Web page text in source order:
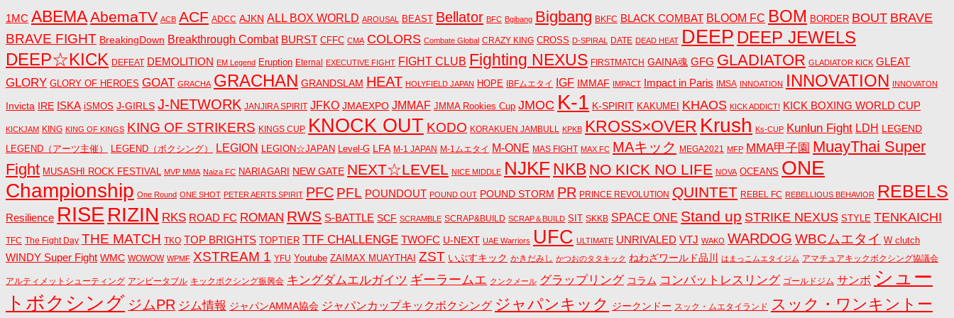
1MC ABEMA AbemaTV ACB ACF ADCC AJKN ALL BOX WORLD AROUSAL BEAST Bellator BFC Bgibang Bigbang BKFC BLACK COMBAT BLOOM FC BOM BORDER BOUT BRAVE
BRAVE FIGHT BreakingDown Breakthrough Combat BURST CFFC CMA COLORS Combate Global CRAZY KING CROSS D-SPIRAL DATE DEAD HEAT DEEP DEEP JEWELS
DEEP☆KICK DEFEAT DEMOLITION EM Legend Eruption Eternal EXECUTIVE FIGHT FIGHT CLUB Fighting NEXUS FIRSTMATCH GAINA魂 GFG GLADIATOR GLADIATOR KICK GLEAT
GLORY GLORY OF HEROES GOAT GRACHA GRACHAN GRANDSLAM HEAT HOLYFIELD JAPAN HOPE IBFムエタイ IGF IMMAF IMPACT Impact in Paris IMSA INNOATION INNOVATION INNOVATON
Invicta IRE ISKA iSMOS J-GIRLS J-NETWORK JANJIRA SPIRIT JFKO JMAEXPO JMMAF JMMA Rookies Cup JMOC K-1 K-SPIRIT KAKUMEI KHAOS KICK ADDICT! KICK BOXING WORLD CUP
KICKJAM KING KING OF KINGS KING OF STRIKERS KINGS CUP KNOCK OUT KODO KORAKUEN JAMBULL KPKB KROSS×OVER Krush Ks-CUP Kunlun Fight LDH LEGEND
LEGEND（アーツ主催） LEGEND（ボクシング） LEGION LEGION☆JAPAN Level-G LFA M-1 JAPAN M-1ムエタイ M-ONE MAS FIGHT MAX FC MAキック MEGA2021 MFP MMA甲子園 MuayThai Super
Fight MUSASHI ROCK FESTIVAL MVP MMA Naiza FC NARIAGARI NEW GATE NEXT☆LEVEL NICE MIDDLE NJKF NKB NO KICK NO LIFE NOVA OCEANS ONE
Championship One Round ONE SHOT PETER AERTS SPIRIT PFC PFL POUNDOUT POUND OUT POUND STORM PR PRINCE REVOLUTION QUINTET REBEL FC REBELLIOUS BEHAVIOR REBELS
Resilience RISE RIZIN RKS ROAD FC ROMAN RWS S-BATTLE SCF SCRAMBLE SCRAP&BUILD SCRAP＆BUILD SIT SKKB SPACE ONE Stand up STRIKE NEXUS STYLE TENKAICHI
TFC The Fight Day THE MATCH TKO TOP BRIGHTS TOPTIER TTF CHALLENGE TWOFC U-NEXT UAE Warriors UFC ULTIMATE UNRIVALED VTJ WAKO WARDOG WBCムエタイ W clutch
WINDY Super Fight WMC WOWOW WPMF XSTREAM 1 YFU Youtube ZAIMAX MUAYTHAI ZST いぶすキック かきだみし かつおのタタキック ねわざワールド品川 はまっこムエタイジム アマチュアキックボクシング協議会
アルティメットシューティング アンビータブル キックボクシング振興会 キングダムエルガイツ ギーラームエ クンクメール グラップリング コラム コンバットレスリング ゴールドジム サンボ シュー
トボクシング ジムPR ジム情報 ジャパンAMMA協会 ジャパンカップキックボクシング ジャパンキック ジークンドー スック・ムエタイランド スック・ワンキントー